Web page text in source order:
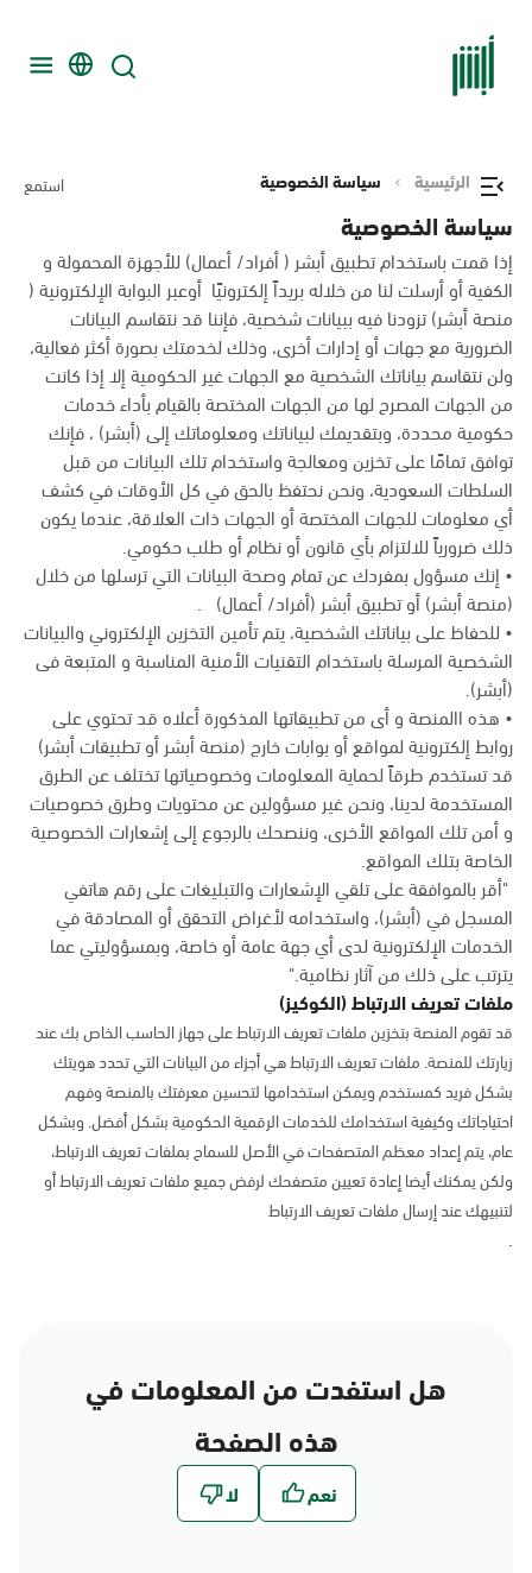
الرئيسية سياسة الخصوصية استمع
سياسة الخصوصية
إذا قمت باستخدام تطبيق أبشر ( أفراد/ أعمال) للأجهزة المحمولة و
الكفية أو أرسلت لنا من خلاله بريداً إلكترونيًا أوعبر البوابة الإلكترونية (
منصة أبشر) تزودنا فيه ببيانات شخصية، فإننا قد نتقاسم البيانات
الضرورية مع جهات أو إدارات أخرى، وذلك لخدمتك بصورة أكثر فعالية،
ولن نتقاسم بياناتك الشخصية مع الجهات غير الحكومية إلا إذا كانت
من الجهات المصرح لها من الجهات المختصة بالقيام بأداء خدمات
حكومية محددة، وبتقديمك لبياناتك ومعلوماتك إلى (أبشر) ، فإنك
توافق تمامًا على تخزين ومعالجة واستخدام تلك البيانات من قبل
السلطات السعودية، ونحن نحتفظ بالحق في كل الأوقات في كشف
أي معلومات للجهات المختصة أو الجهات ذات العلاقة، عندما يكون
ذلك ضرورياً للالتزام بأي قانون أو نظام أو طلب حكومي.
• إنك مسؤول بمفردك عن تمام وصحة البيانات التي ترسلها من خلال
(منصة أبشر) أو تطبيق أبشر (أفراد/ أعمال) .
• للحفاظ على بياناتك الشخصية، يتم تأمين التخزين الإلكتروني والبيانات
الشخصية المرسلة باستخدام التقنيات الأمنية المناسبة و المتبعة فى
(أبشر).
• هذه االمنصة و أى من تطبيقاتها المذكورة أعلاه قد تحتوي على
روابط إلكترونية لمواقع أو بوابات خارج (منصة أبشر أو تطبيقات أبشر)
قد تستخدم طرقاً لحماية المعلومات وخصوصياتها تختلف عن الطرق
المستخدمة لدينا، ونحن غير مسؤولين عن محتويات وطرق خصوصيات
و أمن تلك المواقع الأخرى، وننصحك بالرجوع إلى إشعارات الخصوصية
الخاصة بتلك المواقع.
"أقر بالموافقة على تلقي الإشعارات والتبليغات على رقم هاتفي
المسجل في (أبشر)، واستخدامه لأغراض التحقق أو المصادقة في
الخدمات الإلكترونية لدى أي جهة عامة أو خاصة، وبمسؤوليتي عما
يترتب على ذلك من آثار نظامية."
ملفات تعريف الارتباط (الكوكيز)
قد تقوم المنصة بتخزين ملفات تعريف الارتباط على جهاز الحاسب الخاص بك عند
زيارتك للمنصة. ملفات تعريف الارتباط هي أجزاء من البيانات التي تحدد هويتك
بشكل فريد كمستخدم ويمكن استخدامها لتحسين معرفتك بالمنصة وفهم
احتياجاتك وكيفية استخدامك للخدمات الرقمية الحكومية بشكل أفضل. وبشكل
عام، يتم إعداد معظم المتصفحات في الأصل للسماح بملفات تعريف الارتباط،
ولكن يمكنك أيضا إعادة تعيين متصفحك لرفض جميع ملفات تعريف الارتباط أو
لتنبيهك عند إرسال ملفات تعريف الارتباط
.
هل استفدت من المعلومات في
هذه الصفحة